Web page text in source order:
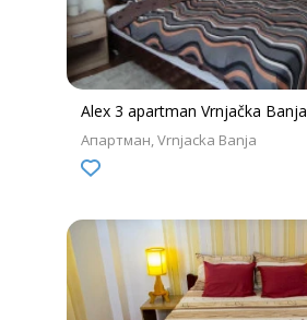
Alex 3 apartman Vrnjačka Banja
Апартман Vrnjacka Banja